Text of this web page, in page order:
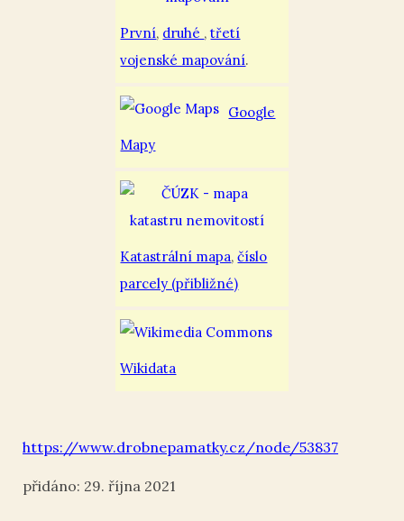
První, druhé ,třetí
vojenské mapování.
Google
Mapy
Katastrální mapa,číslo
parcely (přibližné)
Wikidata
https://www.drobnepamatky.cz/node/53837
29. října 2021